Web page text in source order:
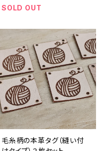
SOLD OUT
毛糸柄の本革タグ（縫い付